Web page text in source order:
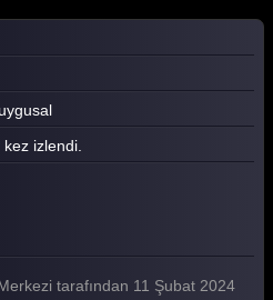
kez izlendi.
tarafından 11 Şubat 2024